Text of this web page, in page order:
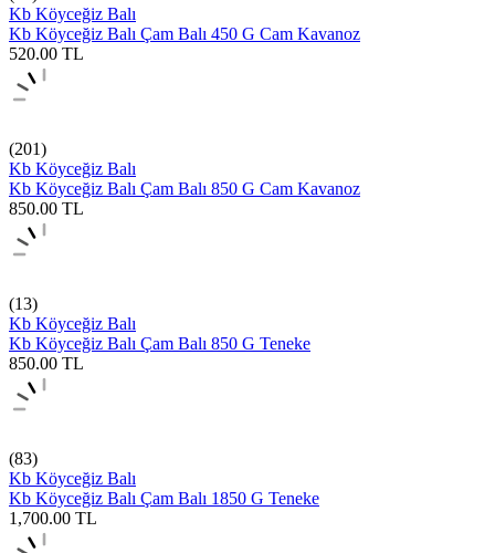
Kb Köyceğiz Balı
Kb Köyceğiz Balı Çam Balı 450 G Cam Kavanoz
520.00 TL
(201)
Kb Köyceğiz Balı
Kb Köyceğiz Balı Çam Balı 850 G Cam Kavanoz
850.00 TL
(13)
Kb Köyceğiz Balı
Kb Köyceğiz Balı Çam Balı 850 G Teneke
850.00 TL
(83)
Kb Köyceğiz Balı
Kb Köyceğiz Balı Çam Balı 1850 G Teneke
1,700.00 TL